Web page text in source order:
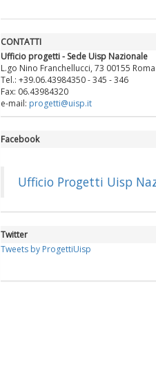
prosegue
CONTATTI
Ufficio progetti - Sede Uisp Nazionale
L.go Nino Franchellucci, 73 00155 Roma
Tel.: +39.06.43984350 - 345 - 346
Fax: 06.43984320
e-mail: progetti@uisp.it
Facebook
Ufficio Progetti Uisp
Twitter
Tweets by ProgettiUisp